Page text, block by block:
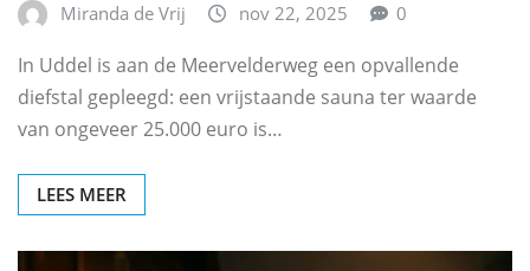
Miranda de Vrij nov 22, 2025 0
In Uddel is aan de Meervelderweg een opvallende
diefstal gepleegd: een vrijstaande sauna ter waarde
van ongeveer 25.000 euro is…
LEES MEER